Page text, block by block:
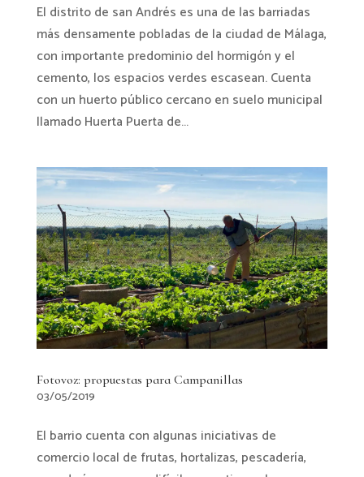
El distrito de san Andrés es una de las barriadas
más densamente pobladas de la ciudad de Málaga,
con importante predominio del hormigón y el
cemento, los espacios verdes escasean. Cuenta
con un huerto público cercano en suelo municipal
llamado Huerta Puerta de...
Fotovoz: propuestas para Campanillas
03/05/2019
El barrio cuenta con algunas iniciativas de
comercio local de frutas, hortalizas, pescadería,